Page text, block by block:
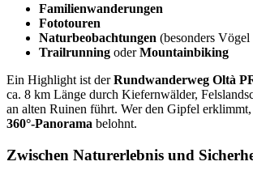
Familienwanderungen
Fototouren
Naturbeobachtungen (besonders
Trailrunning oderMountainbiking
Ein Highlight ist derRundwanderweg Oltà
ca. 8 km Länge durch Kiefernwälder,
an alten Ruinen führt. Wer den Gipfel
360°-Panorama belohnt.
Zwischen Naturerlebnis und